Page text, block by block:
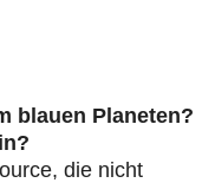
blauen Planeten?
die nicht